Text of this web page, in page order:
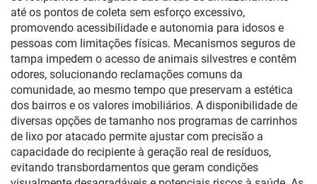
até os pontos de coleta sem esforço excessivo,
promovendo acessibilidade e autonomia para idosos e
pessoas com limitações físicas. Mecanismos seguros de
tampa impedem o acesso de animais silvestres e contêm
odores, solucionando reclamações comuns da
comunidade, ao mesmo tempo que preservam a estética
dos bairros e os valores imobiliários. A disponibilidade de
diversas opções de tamanho nos programas de carrinhos
de lixo por atacado permite ajustar com precisão a
capacidade do recipiente à geração real de resíduos,
evitando transbordamentos que geram condições